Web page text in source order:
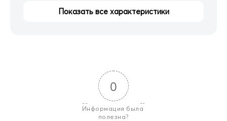
Показать все характеристики
0
Информация была
полезна?